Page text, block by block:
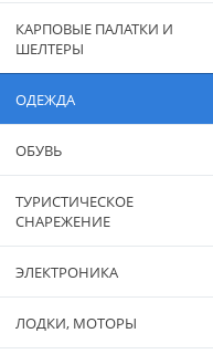
КАРПОВЫЕ ПАЛАТКИ И
ШЕЛТЕРЫ
ОДЕЖДА
ОБУВЬ
ТУРИСТИЧЕСКОЕ
СНАРЕЖЕНИЕ
ЭЛЕКТРОНИКА
ЛОДКИ, МОТОРЫ